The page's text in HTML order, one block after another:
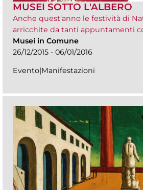
MUSEI SOTTO L'ALBERO
Anche quest’anno le festività di
arricchite da tanti appuntamenti
Musei in Comune
26/12/2015 - 06/01/2016
Evento|Manifestazioni